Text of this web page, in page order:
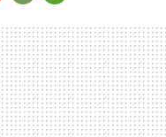
MAIL